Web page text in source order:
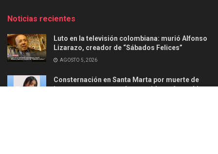
Noticias recientes
Luto en la televisión colombiana: murió Alfonso
Lizarazo, creador de “Sábados Felices”
AGOSTO 5, 2026
Consternación en Santa Marta por muerte de
joven en ataque armado ocurrido en Aguachica